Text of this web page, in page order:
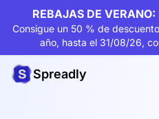
REBAJAS DE
Consigue un 50 % de
año, hasta el 31/08/26,
Spreadly